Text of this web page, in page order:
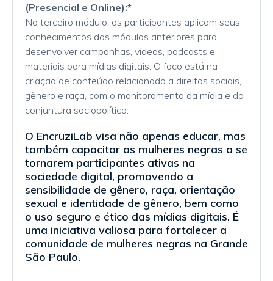
(Presencial e Online):*
No terceiro módulo, os participantes aplicam seus
conhecimentos dos módulos anteriores para
desenvolver campanhas, vídeos, podcasts e
materiais para mídias digitais. O foco está na
criação de conteúdo relacionado a direitos sociais,
gênero e raça, com o monitoramento da mídia e da
conjuntura sociopolítica.
O EncruziLab visa não apenas educar, mas
também capacitar as mulheres negras a se
tornarem participantes ativas na
sociedade digital, promovendo a
sensibilidade de gênero, raça, orientação
sexual e identidade de gênero, bem como
o uso seguro e ético das mídias digitais. É
uma iniciativa valiosa para fortalecer a
comunidade de mulheres negras na Grande
São Paulo.